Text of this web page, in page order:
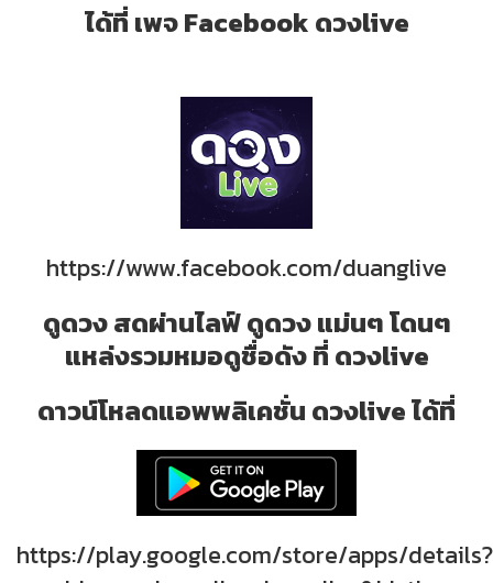
ได้ที่ เพจ Facebook ดวงlive
https://www.facebook.com/duanglive
ดูดวง สดผ่านไลฟ์ ดูดวง แม่นๆ โดนๆ
แหล่งรวมหมอดูชื่อดัง ที่ ดวงlive
ดาวน์โหลดแอพพลิเคชั่น ดวงlive ได้ที่
https://play.google.com/store/apps/details?